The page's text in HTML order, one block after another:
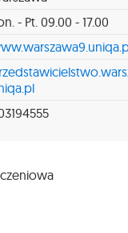
- Pt. 09.00 - 17.00